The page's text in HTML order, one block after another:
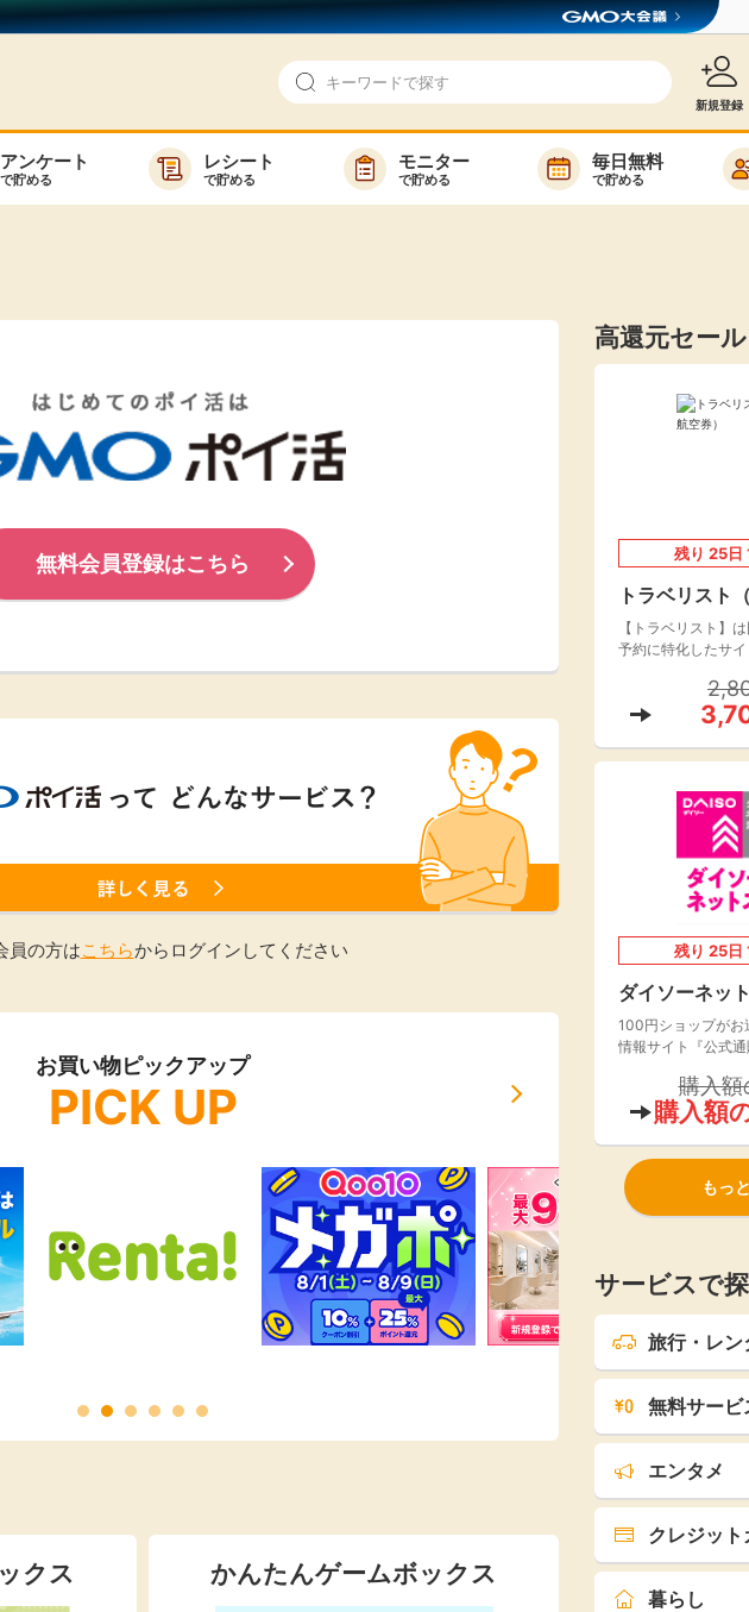
新規登録
モニター
アンケート
で貯める
レシート
で貯める
モニター
で貯める
毎日無料
で貯める
スから検索
楽天ビューティ
購入額の0.7%P
楽天24
購入額の1%P 購入額の1%P 購入額の1%P
楽天toto【無料利
楽
カテゴリーから検索
アンケート レ
ポイ活
お得情報
（貯まる・使えるお店）
キャン
無料会員登録はこちら
員の方はこちらからログインしてください
お買い物ピックアップ
PICK UP
クス かんたんゲームボックス
高還元セール
残り 25日
トラベリスト
【トラベリスト】
予約に特化したサイ
残り 25日
ダイソーネッ
100円ショップがお
情報サイト『公式
購入額
購入額
もっ
サービスで
旅行・レン
無料サービ
エンタメ
クレジット
暮らし